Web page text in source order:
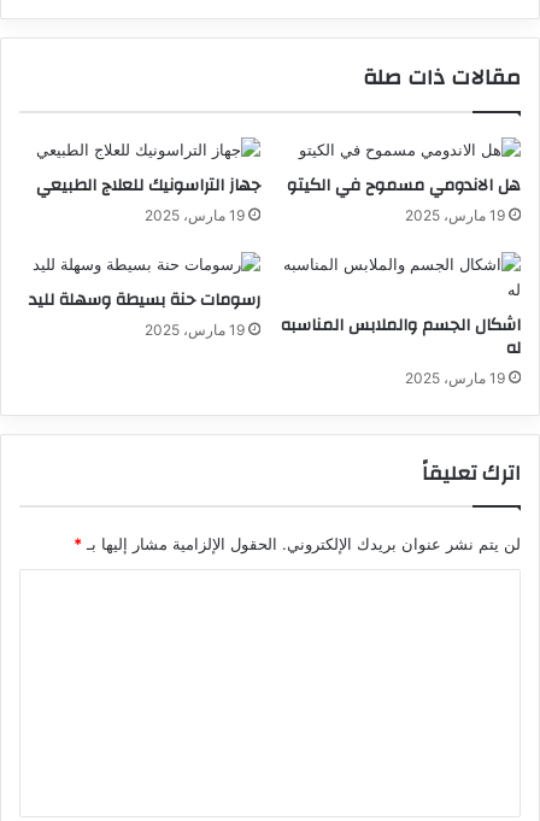
مقالات ذات صلة
هل الاندومي مسموح في الكيتو
19 مارس، 2025
جهاز التراسونيك للعلاج الطبيعي
19 مارس، 2025
اشكال الجسم والملابس المناسبه
له
19 مارس، 2025
رسومات حنة بسيطة وسهلة لليد
19 مارس، 2025
اترك تعليقاً
لن يتم نشر عنوان بريدك الإلكتروني. الحقول الإلزامية مشار إليها بـ *